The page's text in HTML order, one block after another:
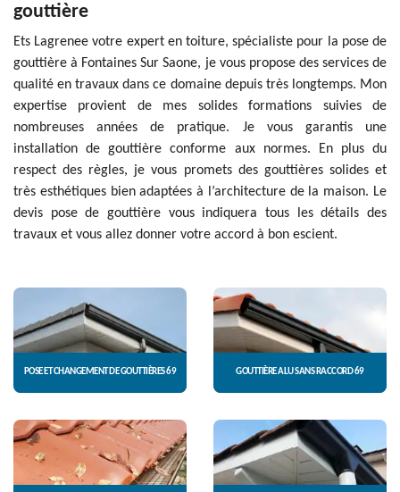
gouttière
Ets Lagrenee votre expert en toiture, spécialiste pour la pose de
gouttière à Fontaines Sur Saone, je vous propose des services de
qualité en travaux dans ce domaine depuis très longtemps. Mon
expertise provient de mes solides formations suivies de
nombreuses années de pratique. Je vous garantis une
installation de gouttière conforme aux normes. En plus du
respect des règles, je vous promets des gouttières solides et
très esthétiques bien adaptées à l’architecture de la maison. Le
devis pose de gouttière vous indiquera tous les détails des
travaux et vous allez donner votre accord à bon escient.
POSE ET CHANGEMENT DE GOUTTIÈRES 69 GOUTTIÈRE ALU SANS RACCORD 69